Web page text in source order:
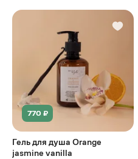
770 ₽
Гель для душа Orange
jasmine vanilla